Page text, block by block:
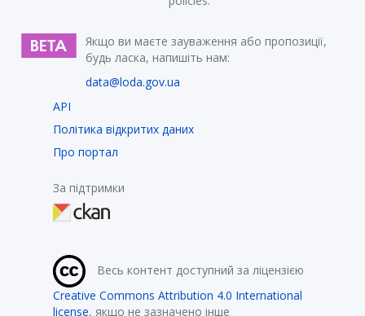
Якщо ви маєте зауваження або пропозиції,
будь ласка, напишіть нам:
data@loda.gov.ua
API
Політика відкритих даних
Про портал
За підтримки
Весь контент доступний за ліцензією
Creative Commons Attribution 4.0 International
license, якщо не зазначено інше